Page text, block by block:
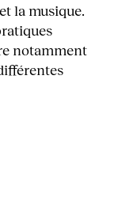
la musique.
notamment